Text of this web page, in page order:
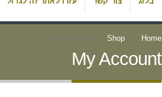
Home
Shop
My Account
My Account